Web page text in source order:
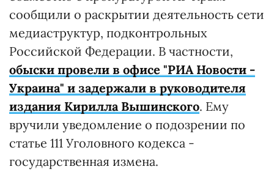
сообщили о раскрытии деятельность сети
медиаструктур, подконтрольных
Российской Федерации. В частности,
обыски провели в офисе "РИА Новости -
Украина" и задержали в руководителя
издания Кирилла Вышинского. Ему
вручили уведомление о подозрении по
статье 111 Уголовного кодекса -
государственная измена.